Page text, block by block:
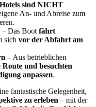
sind NICHT
An- und Abreise zum
– Das Boot fährt
sich vor der Abfahrt am
– Aus betrieblichen
und besuchten
anpassen.
fantastische Gelegenheit,
zu erleben – mit der